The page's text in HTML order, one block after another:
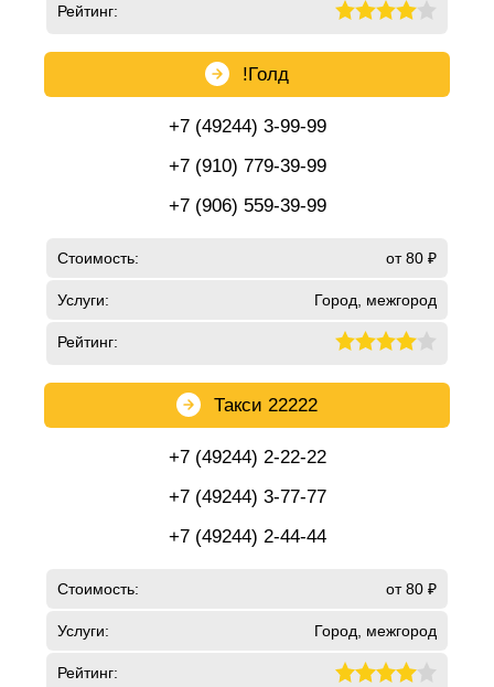
Рейтинг:
!Голд
+7 (49244) 3-99-99
+7 (910) 779-39-99
+7 (906) 559-39-99
Стоимость: от 80 ₽
Услуги: Город, межгород
Рейтинг:
Такси 22222
+7 (49244) 2-22-22
+7 (49244) 3-77-77
+7 (49244) 2-44-44
Стоимость: от 80 ₽
Услуги: Город, межгород
Рейтинг: